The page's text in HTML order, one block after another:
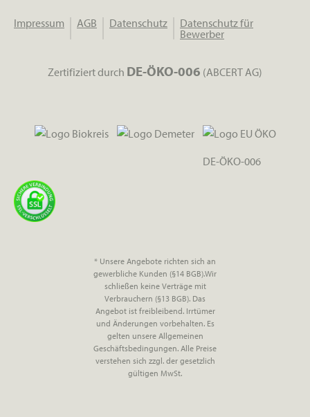
Impressum AGB Datenschutz
Datenschutz für
Bewerber
Zertifiziert durch DE-ÖKO-006 (ABCERT AG)
DE-ÖKO-006
* Unsere Angebote richten sich an
gewerbliche Kunden (§14 BGB).Wir
schließen keine Verträge mit
Verbrauchern (§13 BGB). Das
Angebot ist freibleibend. Irrtümer
und Änderungen vorbehalten. Es
gelten unsere Allgemeinen
Geschäftsbedingungen. Alle Preise
verstehen sich zzgl. der gesetzlich
gültigen MwSt.